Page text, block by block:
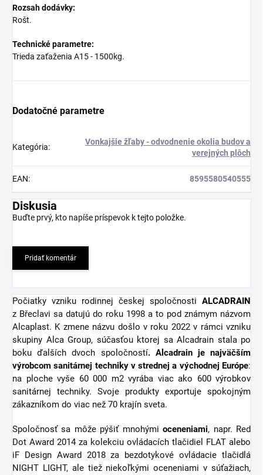
Rozsah dodávky:
Rošt.
Technické parametre:
Trieda zaťaženia A15 - 1500kg.
Dodatočné parametre
Kategória:
Vonkajšie žľaby - odvodnenie okolia budov a
verejných plôch
EAN: 8595580540555
Diskusia
Buďte prvý, kto napíše príspevok k tejto položke.
Pridať komentár
Počiatky vzniku rodinnej českej spoločnosti ALCADRAIN
z Břeclavi sa datujú do roku 1998 a to pod známym názvom
Alcaplast. K zmene názvu došlo v roku 2022 v rámci vzniku
skupiny Alca Group, súčasťou ktorej sa Alcadrain stala po
boku ďalších dvoch spoločností. Alcadrain je najväčším
výrobcom sanitárnej techniky v strednej a východnej Európe:
na ploche vyše 60 000 m2 vyrába viac ako 600 výrobkov
sanitárnej techniky. Svoje produkty exportuje spokojným
zákazníkom do viac než 70 krajín sveta.
Spoločnosť sa môže pýšiť mnohýmioceneniami, napr. Red
Dot Award 2014 za kolekciu ovládacích tlačidiel FLAT alebo
iF Design Award 2018 za bezdotykové ovládacie tlačidlá
NIGHT LIGHT, ale tiež niekoľkými oceneniami v súťažiach,